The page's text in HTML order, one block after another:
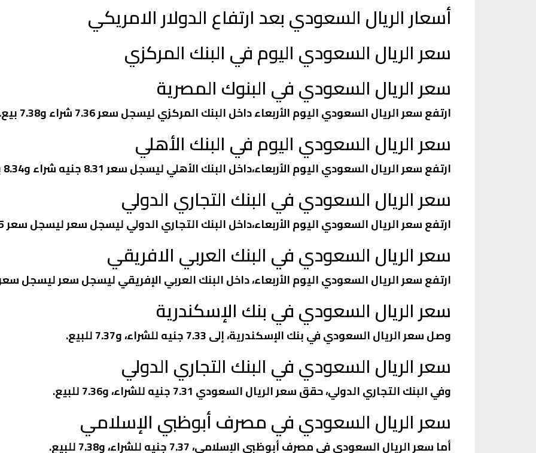
أسعار الريال السعودي بعد ارتفاع الدولار الامريكي
سعر الريال السعودي اليوم في البنك المركزي
سعر الريال السعودي في البنوك المصرية
ارتفع سعر الريال السعودي اليوم الأربعاء داخل البنك المركزي ليسجل سعر 7.36 شراء و7.38 بيع.
سعر الريال السعودي اليوم في البنك الأهلي
ارتفع سعر الريال السعودي اليوم الأربعاء،داخل البنك الأهلي ليسجل سعر 8.31 جنيه شراء و8.34 بيع.
سعر الريال السعودي في البنك التجاري الدولي
ارتفع سعر الريال السعودي اليوم الأربعاء،داخل البنك التجاري الدولي ليسجل سعر ليسجل سعر 8.15 جنيه شراء و8.02 بيع.
سعر الريال السعودي في البنك العربي الافريقي
ارتفع سعر الريال السعودي اليوم الأربعاء، داخل البنك العربي الإفريقي ليسجل سعر ليسجل سعر 7.81 جنيه شراء و8.04
سعر الريال السعودي في بنك الإسكندرية
وصل سعر الريال السعودي في بنك الإسكندرية، إلى 7.33 جنيه للشراء، و7.37 للبيع.
سعر الريال السعودي في البنك التجاري الدولي
وفي البنك التجاري الدولي، حقق سعر الريال السعودي 7.31 جنيه للشراء، و7.36 للبيع.
سعر الريال السعودي في مصرف أبوظبي الإسلامي
أما سعر الريال السعودي في مصرف أبوظبي الإسلامي، 7.37 جنيه للشراء، و7.38 للبيع.